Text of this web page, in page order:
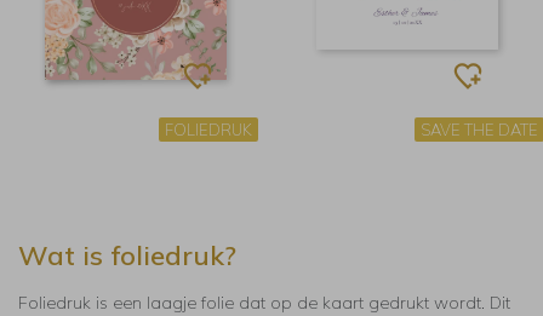
FOLIEDRUK SAVE THE DATE
Wat is foliedruk?
Foliedruk is een laagje folie dat op de kaart gedrukt wordt. Dit